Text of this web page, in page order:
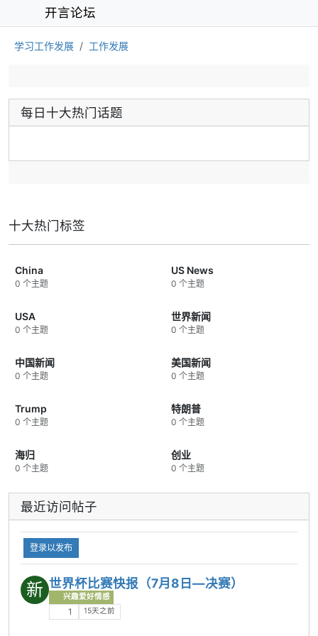
开言论坛
学习工作发展 工作发展
每日十大热门话题
十大热门标签
China
0 个主题
US News
0 个主题
USA
0 个主题
世界新闻
0 个主题
中国新闻
0 个主题
美国新闻
0 个主题
Trump
0 个主题
特朗普
0 个主题
海归
0 个主题
创业
0 个主题
最近访问帖子
登录以发布
新 世界杯比赛快报（7月8日—决赛）
兴趣爱好情感
1 15天之前